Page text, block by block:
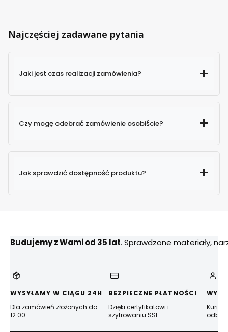
Najczęściej zadawane pytania
Jaki jest czas realizacji zamówienia?
Czy mogę odebrać zamówienie osobiście?
Jak sprawdzić dostępność produktu?
Budujemy z Wami od 35 lat. Sprawdzone materiały,
WYSYŁAMY W CIĄGU 24H
Dla zamówień złożonych do
12:00
BEZPIECZNE PŁATNOŚCI
Dzięki certyfikatowi i
szyfrowaniu SSL